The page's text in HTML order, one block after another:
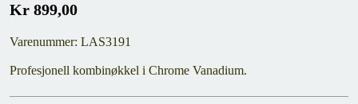
Kr 899,00
Varenummer: LAS3191
Profesjonell kombinøkkel i Chrome Vanadium.